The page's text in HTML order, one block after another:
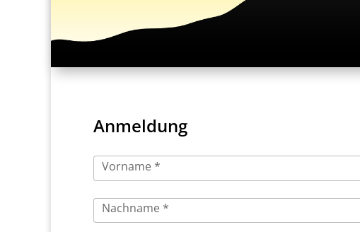
Anmeldung
Vorname *
Nachname *